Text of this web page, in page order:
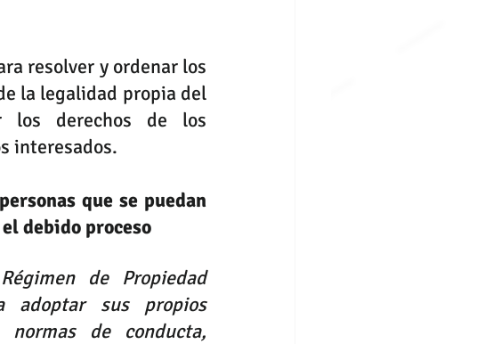
resolver y ordenar los
la legalidad propia del
los derechos de los
interesados.
que se puedan
debido proceso
de Propiedad
adoptar sus propios
de conducta,